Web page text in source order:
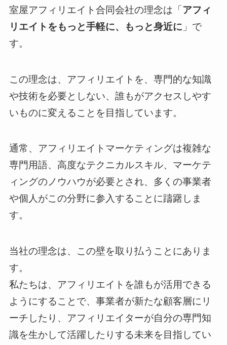
室屋アフィリエイト合同会社の理念は「 アフィ
リエイトをもっと手軽に、もっと身近に 」で
す。
この理念は、アフィリエイトを、専門的な知識
や技術を必要としない、誰もがアクセスしやす
いものに変えることを目指しています。
通常、アフィリエイトマーケティングは複雑な
専門用語、高度なテクニカルスキル、マーケテ
ィングのノウハウが必要とされ、多くの事業者
や個人がこの分野に参入することに躊躇しま
す。
当社の理念は、この壁を取り払うことにありま
す。
私たちは、アフィリエイトを誰もが活用できる
ようにすることで、事業者が新たな顧客層にリ
ーチしたり、アフィリエイターが自分の専門知
識を生かして活躍したりする未来を目指してい